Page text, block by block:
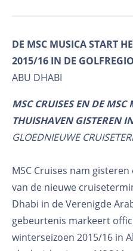
DE MSC MUSICA START
2015/16 IN DE GOLFREGIO
ABU DHABI
MSC CRUISES EN DE
THUISHAVEN GISTEREN
GLOEDNIEUWE
MSC Cruises nam
van de nieuwe
Dhabi in de Verenigde
gebeurtenis markeert
winterseizoen 2015/16 in